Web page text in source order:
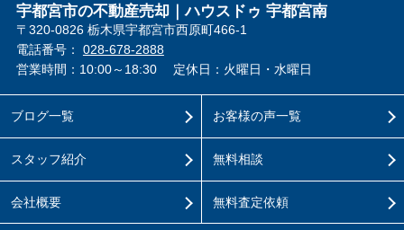
宇都宮市の不動産売却｜ハウスドゥ 宇都宮南
〒320-0826 栃木県宇都宮市西原町466-1
電話番号： 028-678-2888
営業時間：10:00～18:30
定休日：火曜日・水曜日
ブログ一覧
スタッフ紹介
会社概要
お客様の声一覧
無料相談
無料査定依頼